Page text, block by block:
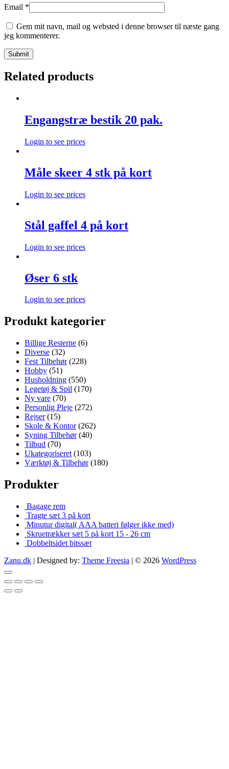
Email *
Gem mit navn, mail og websted i denne browser til næste gang
jeg kommenterer.
Related products
Engangstræ bestik 20 pak.
Login to see prices
Måle skeer 4 stk på kort
Login to see prices
Stål gaffel 4 på kort
Login to see prices
Øser 6 stk
Login to see prices
Produkt kategorier
Billige Resterne (6)
Diverse (32)
Fest Tilbehør (228)
Hobby (51)
Husholdning (550)
Legetøj & Spil (170)
Ny vare (70)
Personlig Pleje (272)
Rejser (15)
Skole & Kontor (262)
Syning Tilbehør (40)
Tilbud (70)
Ukategoriseret (103)
Værktøj & Tilbehør (180)
Produkter
Bagage rem
Tragte sæt 3 på kort
Minutur digital( AAA batteri følger ikke med)
Skruetrækker sæt 5 på kort 15 - 26 cm
Dobbeltsidet bitssæt
Zanu.dk | Designed by: Theme Freesia | © 2026 WordPress
Go
to
top